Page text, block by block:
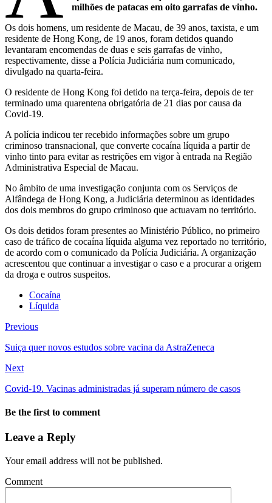
milhões de patacas em oito garrafas de vinho.
Os dois homens, um residente de Macau, de 39 anos, taxista, e um
residente de Hong Kong, de 19 anos, foram detidos quando
levantaram encomendas de duas e seis garrafas de vinho,
respectivamente, disse a Polícia Judiciária num comunicado,
divulgado na quarta-feira.
O residente de Hong Kong foi detido na terça-feira, depois de ter
terminado uma quarentena obrigatória de 21 dias por causa da
Covid-19.
A polícia indicou ter recebido informações sobre um grupo
criminoso transnacional, que converte cocaína líquida a partir de
vinho tinto para evitar as restrições em vigor à entrada na Região
Administrativa Especial de Macau.
No âmbito de uma investigação conjunta com os Serviços de
Alfândega de Hong Kong, a Judiciária determinou as identidades
dos dois membros do grupo criminoso que actuavam no território.
Os dois detidos foram presentes ao Ministério Público, no primeiro
caso de tráfico de cocaína líquida alguma vez reportado no território,
de acordo com o comunicado da Polícia Judiciária. A organização
acrescentou que continuar a investigar o caso e a procurar a origem
da droga e outros suspeitos.
Cocaína
Líquida
Previous
Suiça quer novos estudos sobre vacina da AstraZeneca
Next
Covid-19. Vacinas administradas já superam número de casos
Be the first to comment
Leave a Reply
Your email address will not be published.
Comment